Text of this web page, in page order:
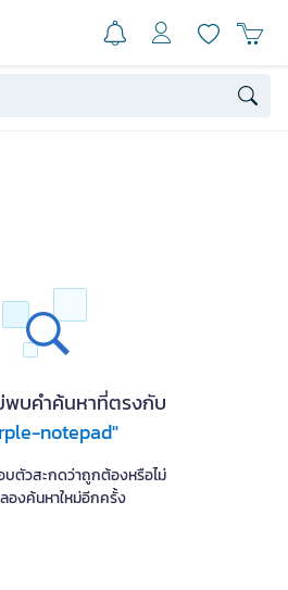
พบคำค้นหาที่ตรงกับ
notepad"
บตัวสะกดว่าถูกต้องหรือไม่
องค้นหาใหม่อีกครั้ง